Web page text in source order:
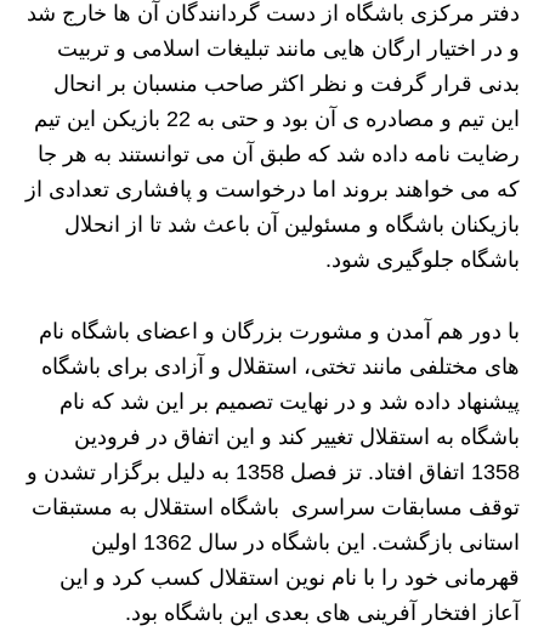
دفتر مرکزی باشگاه از دست گردانندگان آن ها خارج شد
و در اختیار ارگان هایی مانند تبلیغات اسلامی و تربیت
بدنی قرار گرفت و نظر اکثر صاحب منسبان بر انحال
این تیم و مصادره ی آن بود و حتی به 22 بازیکن این تیم
رضایت نامه داده شد که طبق آن می توانستند به هر جا
که می خواهند بروند اما درخواست و پافشاری تعدادی از
بازیکنان باشگاه و مسئولین آن باعث شد تا از انحلال
باشگاه جلوگیری شود.
با دور هم آمدن و مشورت بزرگان و اعضای باشگاه نام
های مختلفی مانند تختی، استقلال و آزادی برای باشگاه
پیشنهاد داده شد و در نهایت تصمیم بر این شد که نام
باشگاه به استقلال تغییر کند و این اتفاق در فرودین
1358 اتفاق افتاد. تز فصل 1358 به دلیل برگزار تشدن و
توقف مسابقات سراسری باشگاه استقلال به مستبقات
استانی بازگشت‌. این باشگاه در سال 1362 اولین
قهرمانی خود را با نام نوین استقلال کسب کرد و این
آعاز افتخار آفرینی های بعدی این باشگاه بود.